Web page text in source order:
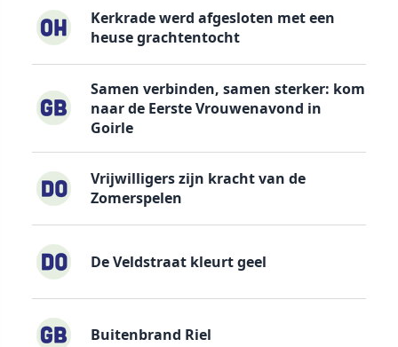
Kerkrade werd afgesloten met een
heuse grachtentocht
Samen verbinden, samen sterker: kom
naar de Eerste Vrouwenavond in
Goirle
Vrijwilligers zijn kracht van de
Zomerspelen
De Veldstraat kleurt geel
Buitenbrand Riel